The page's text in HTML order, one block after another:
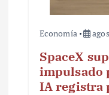
Economía
SpaceX
impulsado
IA registra